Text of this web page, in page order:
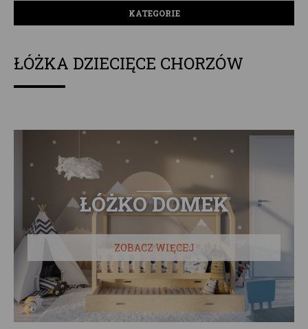
KATEGORIE
ŁÓŻKA DZIECIĘCE CHORZÓW
ŁÓŻKO DOMEK
ZOBACZ WIĘCEJ